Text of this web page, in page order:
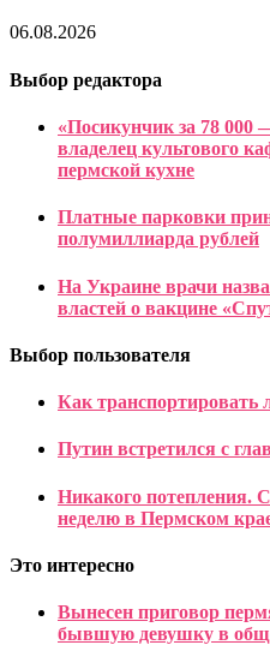
06.08.2026
Выбор редактора
«Посикунчик за 78 000
владелец культового
пермской кухне
Платные парковки
полумиллиарда рублей
На Украине врачи
властей о вакцине
Выбор пользователя
Как транспортировать
Путин встретился с
Никакого потепления.
неделю в Пермском
Это интересно
Вынесен приговор
бывшую девушку в